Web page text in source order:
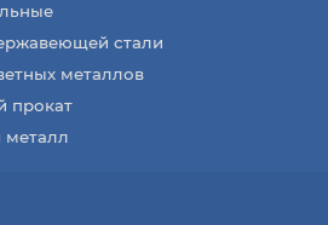
стали
металлов
прокат
металл